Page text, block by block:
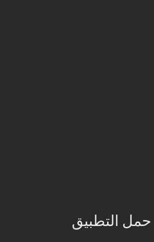
حمل التطبيق